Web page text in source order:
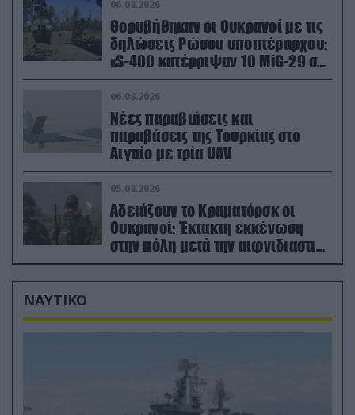
06.08.2026
Θορυβήθηκαν οι Ουκρανοί με τις
δηλώσεις Ρώσου υποπτέραρχου:
«S-400 κατέρριψαν 10 MiG-29 σε
μόλις μια μέρα!»
06.08.2026
Νέες παραβιάσεις και
παραβάσεις της Τουρκίας στο
Αιγαίο με τρία UAV
05.08.2026
Αδειάζουν το Κραματόρσκ οι
Ουκρανοί: Έκτακτη εκκένωση
στην πόλη μετά την αιφνιδιαστική
προώθηση των Ρώσων (βίντεο)
ΝΑΥΤΙΚΟ